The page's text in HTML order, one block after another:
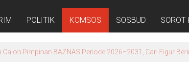
POLITIK KOMSOS SOSBUD SOROT
Pimpinan BAZNAS Periode 2026–2031, Cari Figur